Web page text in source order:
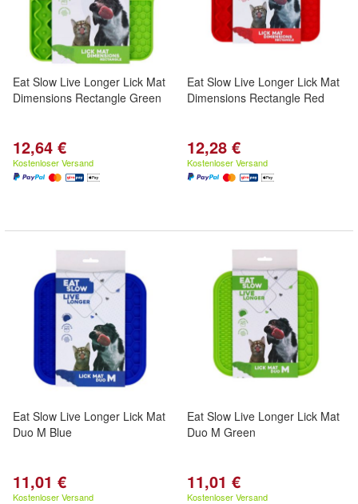
Eat Slow Live Longer Lick Mat
Dimensions Rectangle Green
12,64 €
Kostenloser Versand
Eat Slow Live Longer Lick Mat
Dimensions Rectangle Red
12,28 €
Kostenloser Versand
Eat Slow Live Longer Lick Mat
Duo M Blue
11,01 €
Kostenloser Versand
Eat Slow Live Longer Lick Mat
Duo M Green
11,01 €
Kostenloser Versand